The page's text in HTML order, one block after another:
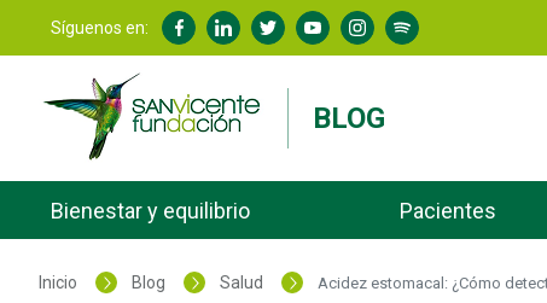
Síguenos en:
BLOG
Bienestar y equilibrio Pacientes
Inicio Blog Salud Acidez estomacal: ¿Cómo